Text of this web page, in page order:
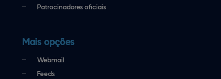
Patrocinadores oficiais
Mais opções
Webmail
Feeds